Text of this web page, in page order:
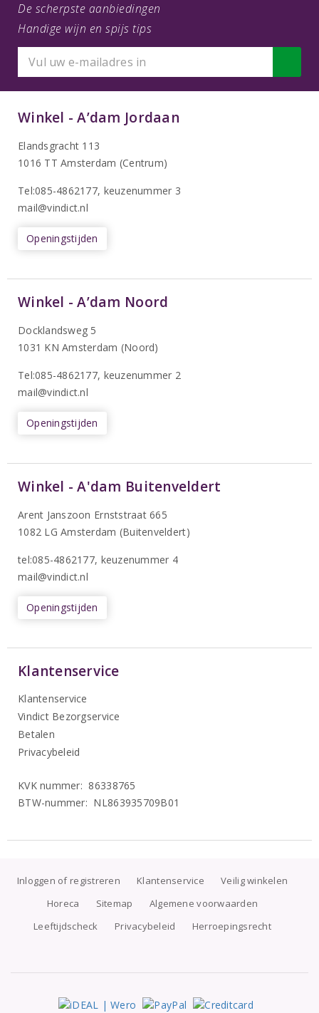
De scherpste aanbiedingen
Handige wijn en spijs tips
Winkel - A’dam Jordaan
Elandsgracht 113
1016 TT Amsterdam (Centrum)
Tel:085-4862177, keuzenummer 3
mail@vindict.nl
Openingstijden
Winkel - A’dam Noord
Docklandsweg 5
1031 KN Amsterdam (Noord)
Tel:085-4862177, keuzenummer 2
mail@vindict.nl
Openingstijden
Winkel - A'dam Buitenveldert
Arent Janszoon Ernststraat 665
1082 LG Amsterdam (Buitenveldert)
tel:085-4862177, keuzenummer 4
mail@vindict.nl
Openingstijden
Klantenservice
Klantenservice
Vindict Bezorgservice
Betalen
Privacybeleid
KVK nummer: 86338765
BTW-nummer: NL863935709B01
Inloggen of registreren Klantenservice
Veilig winkelen
Horeca
Sitemap
Algemene voorwaarden
Leeftijdscheck
Privacybeleid Herroepingsrecht